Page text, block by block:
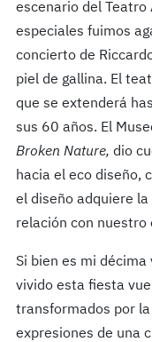
escenario del Teatro
especiales fuimos
concierto de
piel de gallina. El
que se extenderá
sus 60 años. El
Broken Nature, dio
hacia el eco diseño,
el diseño adquiere
relación con nuestro
Si bien es mi
vivido esta fiesta
transformados por
expresiones de una